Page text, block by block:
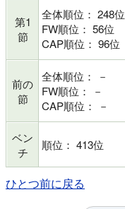
第1
節
全体順位： 248位
FW順位： 56位
CAP順位： 96位
前の
節
全体順位： －
FW順位： －
CAP順位： －
ベン
チ
順位： 413位
ひとつ前に戻る